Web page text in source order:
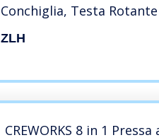
Conchiglia, Testa Rotante
Macchina Transfer
ZLH
CREWORKS 8 in 1 Pressa